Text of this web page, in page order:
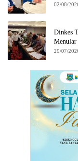
02/08/
Dinkes
Menular
29/07/